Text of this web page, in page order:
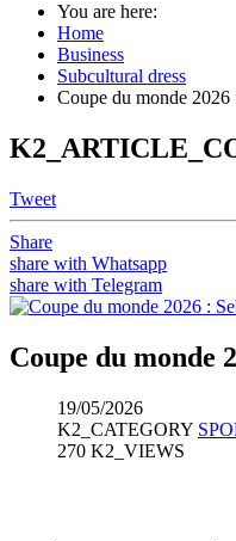
You are here:
Home
Business
Subcultural dress
Coupe du monde 2026
Tweet
Share
share with Whatsapp
share with Telegram
Coupe du monde
19/05/2026
K2_CATEGORY
270 K2_VIEWS